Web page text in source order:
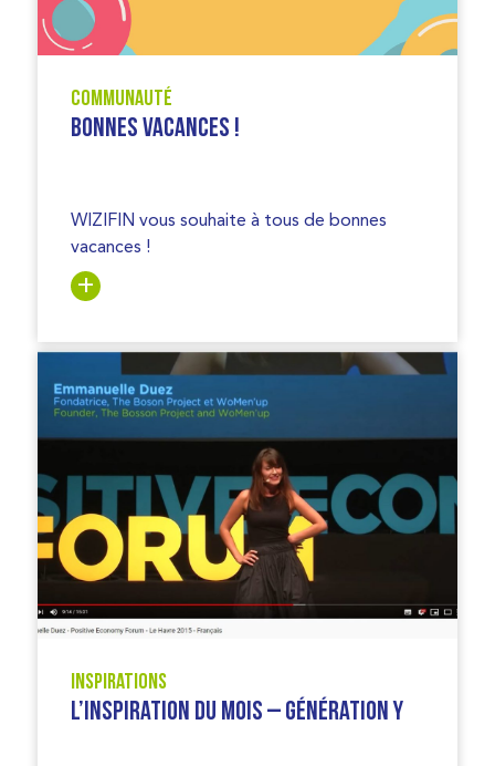
Communauté
Bonnes Vacances !
WIZIFIN vous souhaite à tous de bonnes
vacances !
Inspirations
L’inspiration du mois – Génération Y